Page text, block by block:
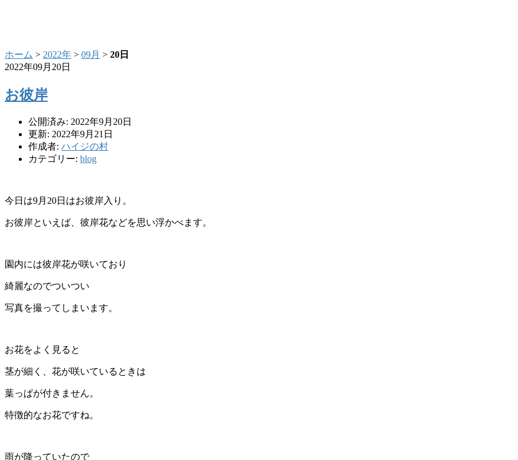
ホーム > 2022年 > 09月 > 20日
2022年09月20日
お彼岸
公開済み: 2022年9月20日
更新: 2022年9月21日
作成者: ハイジの村
カテゴリー: blog
今日は9月20日はお彼岸入り。
お彼岸といえば、彼岸花などを思い浮かべます。
園内には彼岸花が咲いており
綺麗なのでついつい
写真を撮ってしまいます。
お花をよく見ると
茎が細く、花が咲いているときは
葉っぱが付きません。
特徴的なお花ですね。
雨が降っていたので